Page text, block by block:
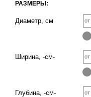
РАЗМЕРЫ:
Диаметр, см от
Ширина, -см- от
Глубина, -см- от